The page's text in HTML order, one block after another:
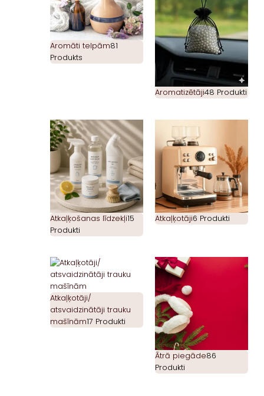
Aromāti telpām81
Produkts
Aromatizētāji48 Produkti
Atkaļķošanas līdzekļi15
Produkti
Atkaļķotāji6 Produkti
Atkaļķotāji/
atsvaidzinātāji trauku
mašīnām17 Produkti
Ātrā piegāde86
Produkti